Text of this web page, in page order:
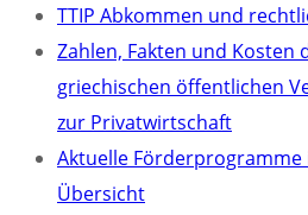
TTIP Abkommen und
Zahlen, Fakten und Kosten
griechischen öffentlichen
zur Privatwirtschaft
Aktuelle
Übersicht